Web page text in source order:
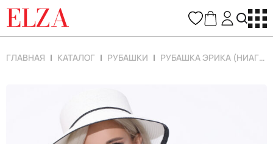
ELZA
ГЛАВНАЯ КАТАЛОГ РУБАШКИ РУБАШКА ЭРИКА (НИАГАРА)